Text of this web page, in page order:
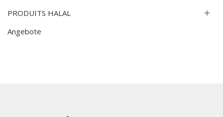
PRODUITS HALAL 
Angebote